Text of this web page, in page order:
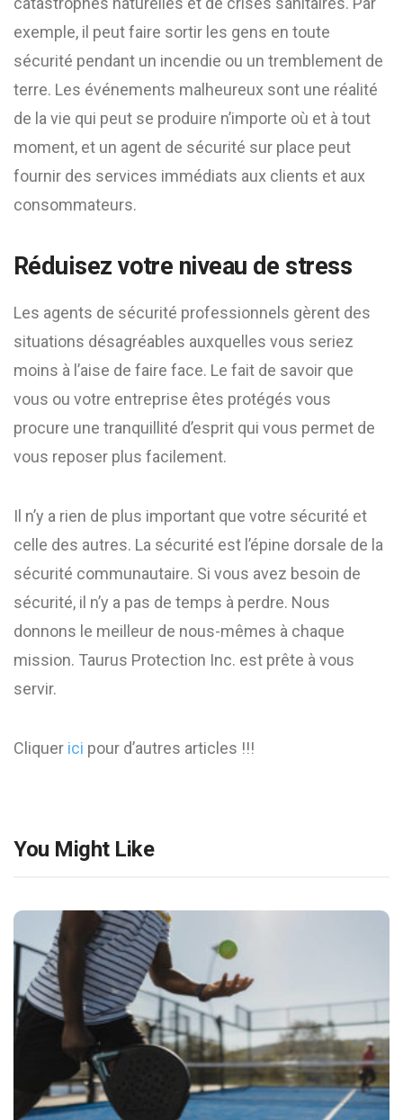
exemple, il peut faire sortir les gens en toute
sécurité pendant un incendie ou un tremblement de
terre. Les événements malheureux sont une réalité
de la vie qui peut se produire n’importe où et à tout
moment, et un agent de sécurité sur place peut
fournir des services immédiats aux clients et aux
consommateurs.
Réduisez votre niveau de stress
Les agents de sécurité professionnels gèrent des
situations désagréables auxquelles vous seriez
moins à l’aise de faire face. Le fait de savoir que
vous ou votre entreprise êtes protégés vous
procure une tranquillité d’esprit qui vous permet de
vous reposer plus facilement.
Il n’y a rien de plus important que votre sécurité et
celle des autres. La sécurité est l’épine dorsale de la
sécurité communautaire. Si vous avez besoin de
sécurité, il n’y a pas de temps à perdre. Nous
donnons le meilleur de nous-mêmes à chaque
mission. Taurus Protection Inc. est prête à vous
servir.
Cliquer ici pour d’autres articles !!!
You Might Like